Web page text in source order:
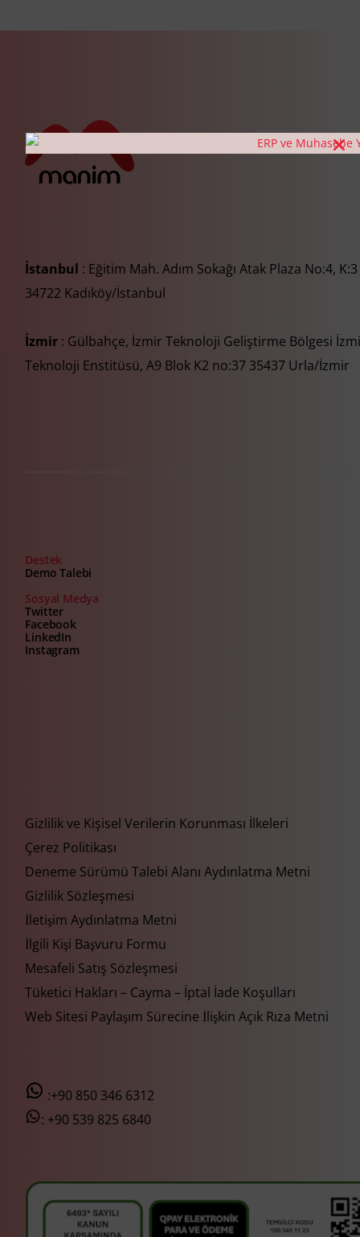
İstanbul : Eğitim Mah. Adım Sokağı Atak Plaza No:4,
34722 Kadıköy/İstanbul
İzmir : Gülbahçe, İzmir Teknoloji Geliştirme Bölgesi
Teknoloji Enstitüsü, A9 Blok K2 no:37 35437 Urla/İzmir
Destek
Demo Talebi
Sosyal Medya
Twitter
Facebook
LinkedIn
Instagram
Gizlilik ve Kişisel Verilerin Korunması İlkeleri
Çerez Politikası
Deneme Sürümü Talebi Alanı Aydınlatma Metni
Gizlilik Sözleşmesi
İletişim Aydınlatma Metni
İlgili Kişi Başvuru Formu
Mesafeli Satış Sözleşmesi
Tüketici Hakları – Cayma – İptal İade Koşulları
Web Sitesi Paylaşım Sürecine İlişkin Açık Rıza Metni
:+90 850 346 6312
: +90 539 825 6840